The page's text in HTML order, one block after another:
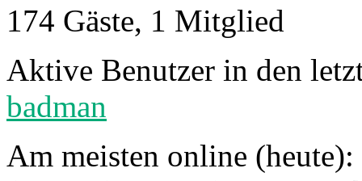
174 Gäste, 1 Mitglied
Aktive Benutzer in den
badman
Am meisten online (heute):